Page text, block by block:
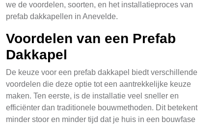
we de voordelen, soorten, en het installatieproces van
prefab dakkapellen in Anevelde.
Voordelen van een Prefab
Dakkapel
De keuze voor een prefab dakkapel biedt verschillende
voordelen die deze optie tot een aantrekkelijke keuze
maken. Ten eerste, is de installatie veel sneller en
efficiënter dan traditionele bouwmethoden. Dit betekent
minder stoor en minder tijd dat je huis in een bouwfase